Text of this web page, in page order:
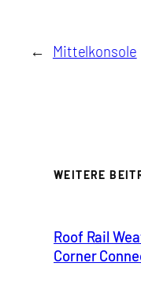
← Mittelkonsole
WEITERE
Roof Rail
Corner